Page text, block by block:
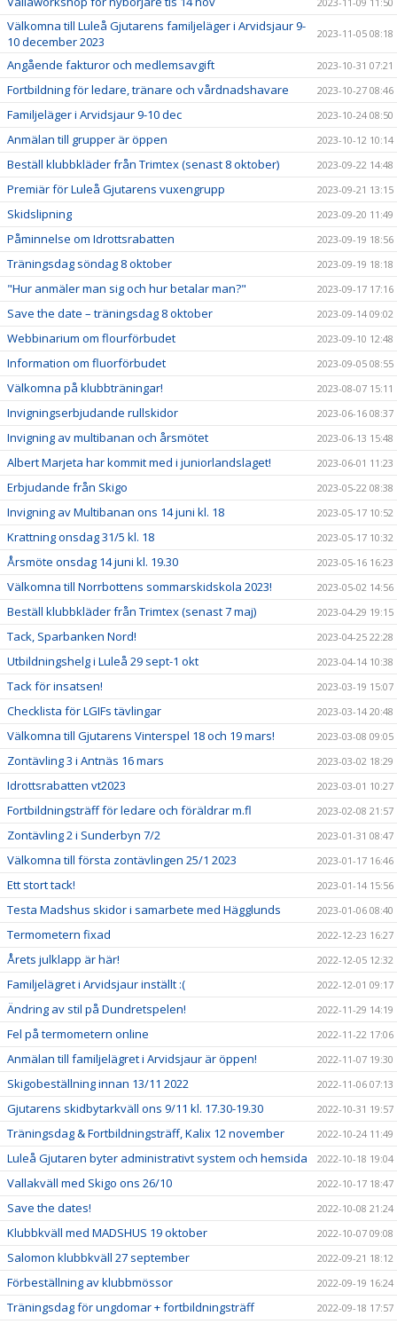
Välkomna till Luleå Gjutarens familjeläger i Arvidsjaur 9-
10 december 2023
2023-11-05 08:18
Angående fakturor och medlemsavgift 2023-10-31 07:21
Fortbildning för ledare, tränare och vårdnadshavare 2023-10-27 08:46
Familjeläger i Arvidsjaur 9-10 dec 2023-10-24 08:50
Anmälan till grupper är öppen 2023-10-12 10:14
Beställ klubbkläder från Trimtex (senast 8 oktober) 2023-09-22 14:48
Premiär för Luleå Gjutarens vuxengrupp 2023-09-21 13:15
Skidslipning 2023-09-20 11:49
Påminnelse om Idrottsrabatten 2023-09-19 18:56
Träningsdag söndag 8 oktober 2023-09-19 18:18
"Hur anmäler man sig och hur betalar man?" 2023-09-17 17:16
Save the date – träningsdag 8 oktober 2023-09-14 09:02
Webbinarium om flourförbudet 2023-09-10 12:48
Information om fluorförbudet 2023-09-05 08:55
Välkomna på klubbträningar! 2023-08-07 15:11
Invigningserbjudande rullskidor 2023-06-16 08:37
Invigning av multibanan och årsmötet 2023-06-13 15:48
Albert Marjeta har kommit med i juniorlandslaget! 2023-06-01 11:23
Erbjudande från Skigo 2023-05-22 08:38
Invigning av Multibanan ons 14 juni kl. 18 2023-05-17 10:52
Krattning onsdag 31/5 kl. 18 2023-05-17 10:32
Årsmöte onsdag 14 juni kl. 19.30 2023-05-16 16:23
Välkomna till Norrbottens sommarskidskola 2023! 2023-05-02 14:56
Beställ klubbkläder från Trimtex (senast 7 maj) 2023-04-29 19:15
Tack, Sparbanken Nord! 2023-04-25 22:28
Utbildningshelg i Luleå 29 sept-1 okt 2023-04-14 10:38
Tack för insatsen! 2023-03-19 15:07
Checklista för LGIFs tävlingar 2023-03-14 20:48
Välkomna till Gjutarens Vinterspel 18 och 19 mars! 2023-03-08 09:05
Zontävling 3 i Antnäs 16 mars 2023-03-02 18:29
Idrottsrabatten vt2023 2023-03-01 10:27
Fortbildningsträff för ledare och föräldrar m.fl 2023-02-08 21:57
Zontävling 2 i Sunderbyn 7/2 2023-01-31 08:47
Välkomna till första zontävlingen 25/1 2023 2023-01-17 16:46
Ett stort tack! 2023-01-14 15:56
Testa Madshus skidor i samarbete med Hägglunds 2023-01-06 08:40
Termometern fixad 2022-12-23 16:27
Årets julklapp är här! 2022-12-05 12:32
Familjelägret i Arvidsjaur inställt :( 2022-12-01 09:17
Ändring av stil på Dundretspelen! 2022-11-29 14:19
Fel på termometern online 2022-11-22 17:06
Anmälan till familjelägret i Arvidsjaur är öppen! 2022-11-07 19:30
Skigobeställning innan 13/11 2022 2022-11-06 07:13
Gjutarens skidbytarkväll ons 9/11 kl. 17.30-19.30 2022-10-31 19:57
Träningsdag & Fortbildningsträff, Kalix 12 november 2022-10-24 11:49
Luleå Gjutaren byter administrativt system och hemsida 2022-10-18 19:04
Vallakväll med Skigo ons 26/10 2022-10-17 18:47
Save the dates! 2022-10-08 21:24
Klubbkväll med MADSHUS 19 oktober 2022-10-07 09:08
Salomon klubbkväll 27 september 2022-09-21 18:12
Förbeställning av klubbmössor 2022-09-19 16:24
Träningsdag för ungdomar + fortbildningsträff 2022-09-18 17:57